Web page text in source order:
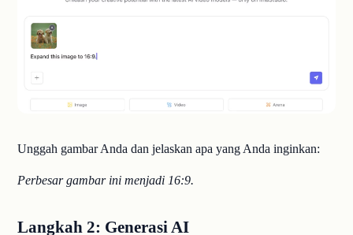
Unggah gambar Anda dan jelaskan apa yang Anda inginkan:
Perbesar gambar ini menjadi 16:9.
Langkah 2: Generasi AI